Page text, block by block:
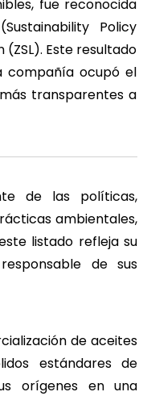
fue reconocida
Policy
Este resultado
compañía ocupó el
transparentes a
de las políticas,
ambientales,
listado refleja su
de sus
de aceites
estándares de
orígenes en una